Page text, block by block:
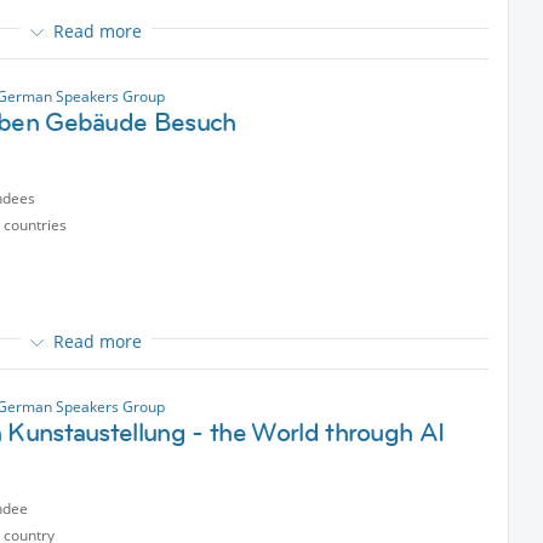
Nachmittag erkunden.
finde – und freue mich, wenn andere Leute daran
Read more
Speakers Group
Gebäude Besuch
Nachmittag erkunden.
Read more
Speakers Group
Kunstaustellung - the World through AI